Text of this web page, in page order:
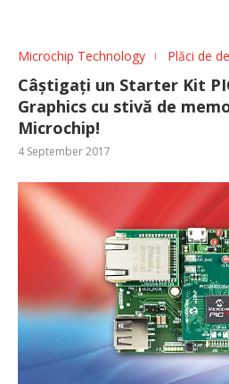
Microchip Technology Plăci de
Câștigați un Starter Kit
Graphics cu stivă de
Microchip!
4 September 2017